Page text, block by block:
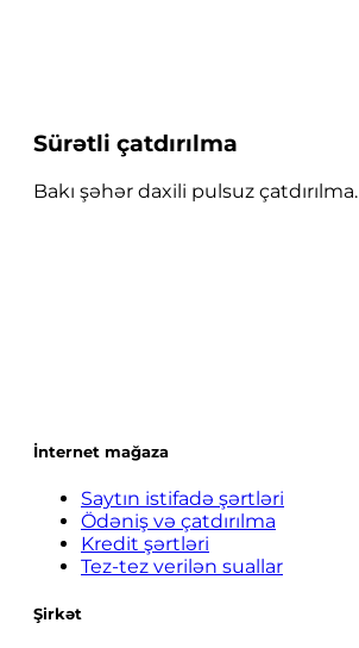
Sürətli çatdırılma
Bakı şəhər daxili pulsuz çatdırılma.
İnternet mağaza
Saytın istifadə şərtləri
Ödəniş və çatdırılma
Kredit şərtləri
Tez-tez verilən suallar
Şirkət